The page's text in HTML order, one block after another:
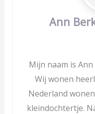
Ann
Mijn naam is
Wij wonen
Nederland
kleindochtertje.